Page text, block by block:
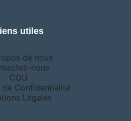
utiles
de nous
nous
CGU
de Confidentialité
Légales